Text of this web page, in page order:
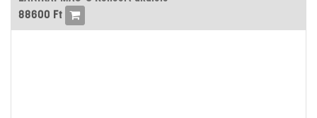
88600 Ft